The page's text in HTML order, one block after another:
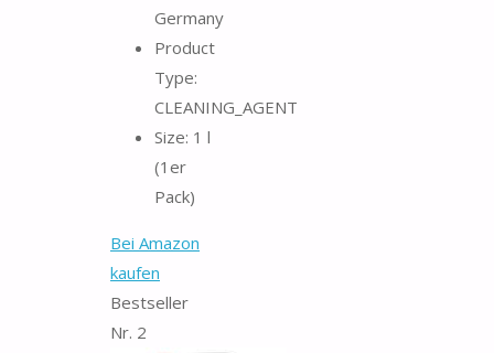
Germany
Product
Type:
CLEANING_AGENT
Size: 1 l
(1er
Pack)
Bei Amazon
kaufen
Bestseller
Nr. 2